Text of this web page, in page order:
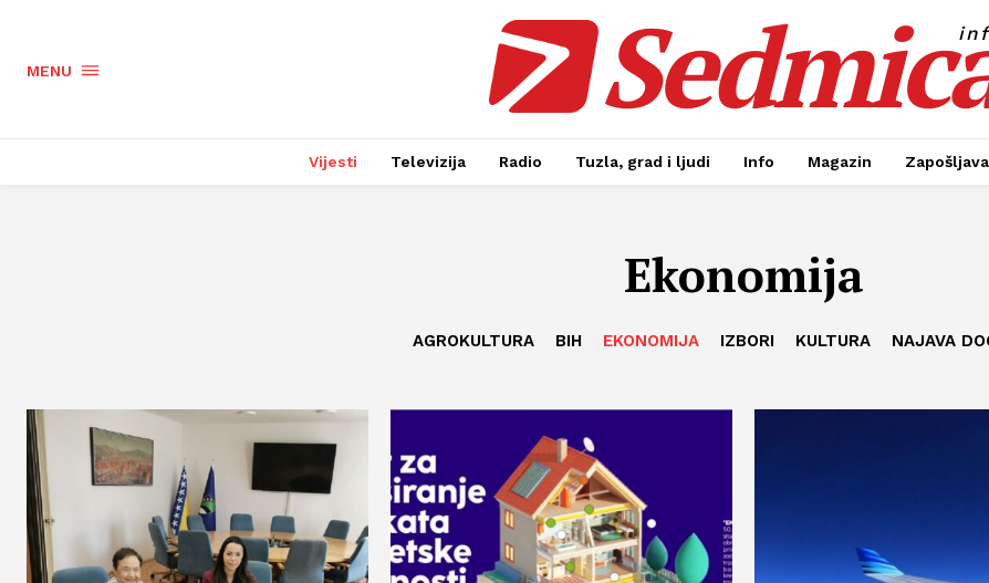
MENU
Vijesti Televizija Radio Tuzla, grad i ljudi Info Magazin
Ekonomija
AGROKULTURA BIH EKONOMIJA IZBORI KULTURA NAJAVA